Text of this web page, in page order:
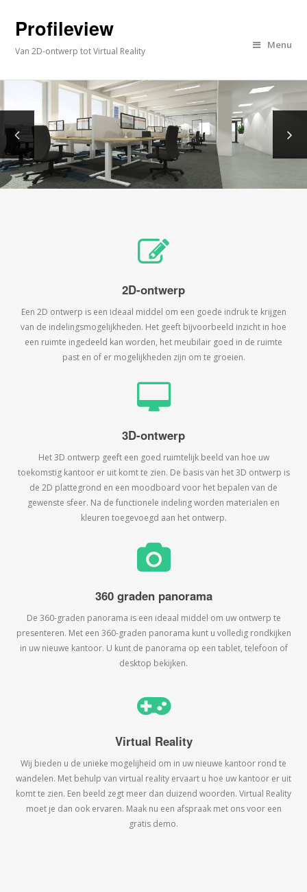
Profileview
Van 2D-ontwerp tot Virtual Reality
Menu
2D-ontwerp
Een 2D ontwerp is een ideaal middel om een goede indruk te krijgen
van de indelingsmogelijkheden. Het geeft bijvoorbeeld inzicht in hoe
een ruimte ingedeeld kan worden, het meubilair goed in de ruimte
past en of er mogelijkheden zijn om te groeien.
3D-ontwerp
Het 3D ontwerp geeft een goed ruimtelijk beeld van hoe uw
toekomstig kantoor er uit komt te zien. De basis van het 3D ontwerp is
de 2D plattegrond en een moodboard voor het bepalen van de
gewenste sfeer. Na de functionele indeling worden materialen en
kleuren toegevoegd aan het ontwerp.
360 graden panorama
De 360-graden panorama is een ideaal middel om uw ontwerp te
presenteren. Met een 360-graden panorama kunt u volledig rondkijken
in uw nieuwe kantoor. U kunt de panorama op een tablet, telefoon of
desktop bekijken.
Virtual Reality
Wij bieden u de unieke mogelijheid om in uw nieuwe kantoor rond te
wandelen. Met behulp van virtual reality ervaart u hoe uw kantoor er uit
komt te zien. Een beeld zegt meer dan duizend woorden. Virtual Reality
moet je dan ook ervaren. Maak nu een afspraak met ons voor een
gratis demo.